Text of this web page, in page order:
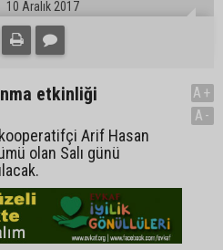
10 Aralık 2017
etkinliği
Arif Hasan
olan Salı günü
A+
A-